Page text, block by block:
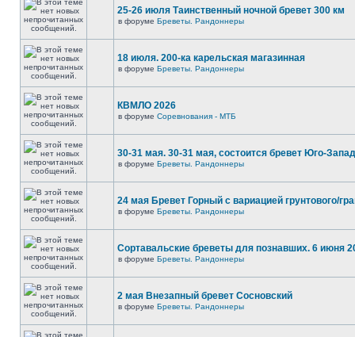
25-26 июля Таинственный ночной бревет 300 км
в форуме Бреветы. Рандоннеры
18 июля. 200-ка карельская магазинная
в форуме Бреветы. Рандоннеры
КВМЛО 2026
в форуме Соревнования - МТБ
30-31 мая. 30-31 мая, состоится бревет Юго-
в форуме Бреветы. Рандоннеры
24 мая Бревет Горный с вариацией грунтового/
в форуме Бреветы. Рандоннеры
Сортавальские бреветы для познавших. 6 июня
в форуме Бреветы. Рандоннеры
2 мая Внезапный бревет Сосновский
в форуме Бреветы. Рандоннеры